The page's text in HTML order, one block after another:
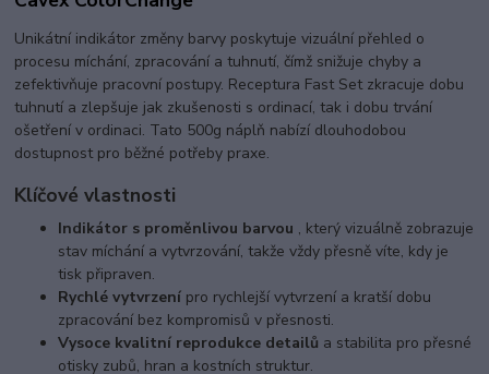
Unikátní indikátor změny barvy poskytuje vizuální přehled o
procesu míchání, zpracování a tuhnutí, čímž snižuje chyby a
zefektivňuje pracovní postupy. Receptura Fast Set zkracuje dobu
tuhnutí a zlepšuje jak zkušenosti s ordinací, tak i dobu trvání
ošetření v ordinaci. Tato 500g náplň nabízí dlouhodobou
dostupnost pro běžné potřeby praxe.
Klíčové vlastnosti
Indikátor s proměnlivou barvou , který vizuálně zobrazuje
stav míchání a vytvrzování, takže vždy přesně víte, kdy je
tisk připraven.
Rychlé vytvrzení pro rychlejší vytvrzení a kratší dobu
zpracování bez kompromisů v přesnosti.
Vysoce kvalitní reprodukce detailů a stabilita pro přesné
otisky zubů, hran a kostních struktur.